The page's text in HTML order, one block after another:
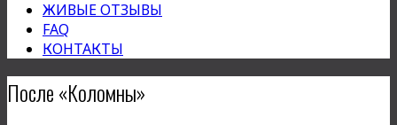
ЖИВЫЕ ОТЗЫВЫ
FAQ
КОНТАКТЫ
После «Коломны»